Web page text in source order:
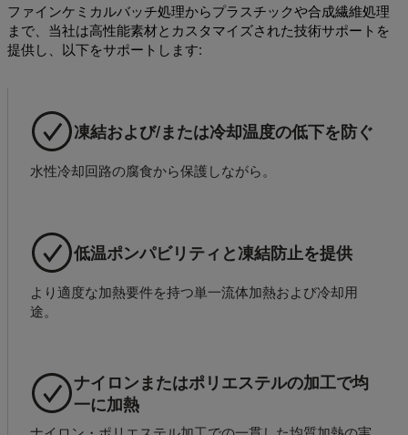
ファインケミカルバッチ処理からプラスチックや合成繊維処理
まで、当社は高性能素材とカスタマイズされた技術サポートを
提供し、以下をサポートします:
凍結および/または冷却温度の低下を防ぐ
水性冷却回路の腐食から保護しながら。
低温ポンパビリティと凍結防止を提供
より適度な加熱要件を持つ単一流体加熱および冷却用
途。
ナイロンまたはポリエステルの加工で均
一に加熱